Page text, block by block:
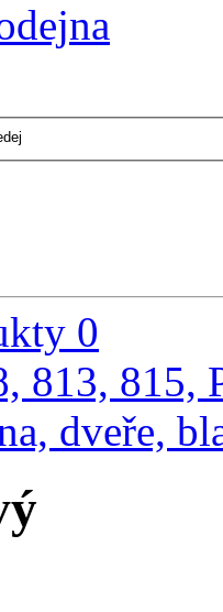
0
813, 815,
dveře,